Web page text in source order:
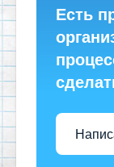
Есть